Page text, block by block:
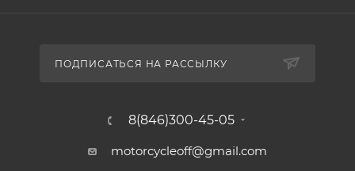
ПОДПИСАТЬСЯ НА РАССЫЛКУ
8(846)300-45-05
motorcycleoff@gmail.com